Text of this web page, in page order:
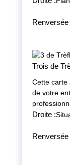
Renversée
Trois de
Cette carte
de votre
Droite :
Renversée